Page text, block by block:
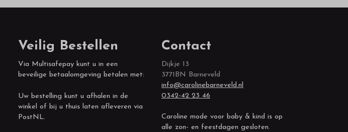
Veilig Bestellen
Via Multisafepay kunt u in een
beveilige betaalomgeving betalen met:
Uw bestelling kunt u afhalen in de
winkel of bij u thuis laten afleveren via
PostNL.
Contact
Dijkje 13
3771BN Barneveld
info@carolinebarneveld.nl
0342-42 23 46
Caroline mode voor baby & kind is op
alle zon- en feestdagen gesloten.